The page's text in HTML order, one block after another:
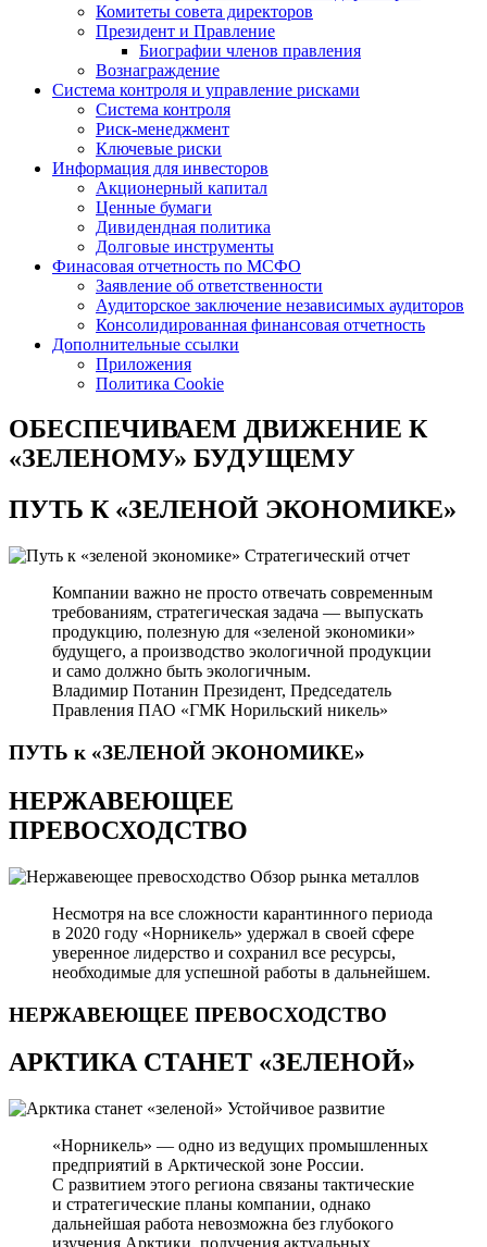
Комитеты совета директоров
Президент и Правление
Биографии членов правления
Вознаграждение
Система контроля и управление рисками
Система контроля
Риск-менеджмент
Ключевые риски
Информация для инвесторов
Акционерный капитал
Ценные бумаги
Дивидендная политика
Долговые инструменты
Финасовая отчетность по МСФО
Заявление об ответственности
Аудиторское заключение независимых аудиторов
Консолидированная финансовая отчетность
Дополнительные ссылки
Приложения
Политика Cookie
ОБЕСПЕЧИВАЕМ ДВИЖЕНИЕ К
«ЗЕЛЕНОМУ» БУДУЩЕМУ
ПУТЬ К«ЗЕЛЕНОЙ ЭКОНОМИКЕ»
Стратегический отчет
Компании важно не просто отвечать современным
требованиям, стратегическая задача — выпускать
продукцию, полезную для «зеленой экономики»
будущего, а производство экологичной продукции
и само должно быть экологичным.
Владимир Потанин Президент, Председатель
Правления ПАО «ГМК Норильский никель»
ПУТЬ к «ЗЕЛЕНОЙ ЭКОНОМИКЕ»
НЕРЖАВЕЮЩЕЕ
ПРЕВОСХОДСТВО
Обзор рынка металлов
Несмотря на все сложности карантинного периода
в 2020 году «Норникель» удержал в своей сфере
уверенное лидерство и сохранил все ресурсы,
необходимые для успешной работы в дальнейшем.
НЕРЖАВЕЮЩЕЕ ПРЕВОСХОДСТВО
АРКТИКА СТАНЕТ «ЗЕЛЕНОЙ»
Устойчивое развитие
«Норникель» — одно из ведущих промышленных
предприятий в Арктической зоне России.
С развитием этого региона связаны тактические
и стратегические планы компании, однако
дальнейшая работа невозможна без глубокого